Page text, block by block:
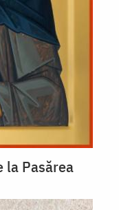
la Pasărea